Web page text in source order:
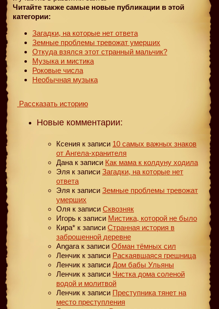
Читайте также самые новые публикации в этой
категории:
Загадки, на которые нет ответа
Земные проблемы тревожат умерших
Откуда взялся этот странный мальчик?
Музыка и мистика
Роковые числа
Необычная музыка
Рассказать историю
Новые комментарии:
Ксения к записи 10 самых важных знаков
от Ангела-хранителя
Дана к записи Как мама к колдуну ходила
Эля к записи Загадки, на которые нет
ответа
Эля к записи Земные проблемы тревожат
умерших
Оля к записи Сквозняк
Игорь к записи Мистика, которой не было
Кира* к записи Странная история в
заброшенной деревне
Angara к записи Обман тёмных сил
Ленчик к записи Раскаявшаяся грешница
Ленчик к записи Дом бабы Ульяны
Ленчик к записи Чистка дома соленой
водой и молитвой
Ленчик к записи Преступника тянет на
место преступления